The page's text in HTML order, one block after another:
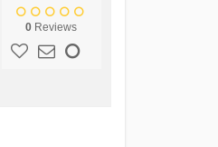
0 Reviews